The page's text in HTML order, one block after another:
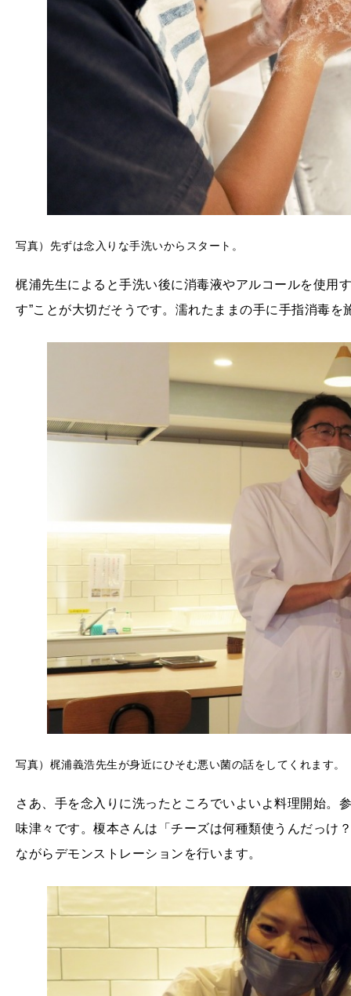
写真）先ずは念入りな手洗いからスタート。
梶浦先生によると手洗い後に消毒液やアルコールを使用
す”ことが大切だそうです。濡れたままの手に手指消毒
写真）梶浦義浩先生が身近にひそむ悪い菌の話をしてくれます。
さあ、手を念入りに洗ったところでいよいよ料理開始。
味津々です。榎本さんは「チーズは何種類使うんだっけ
ながらデモンストレーションを行います。